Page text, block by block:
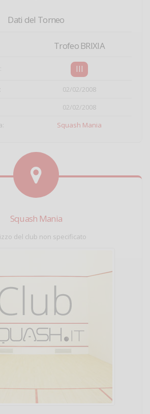
Dati del Torneo
Trofeo BRIXIA
: III
02/02/2008
02/02/2008
Squash Mania
Squash Mania
del club non specificato